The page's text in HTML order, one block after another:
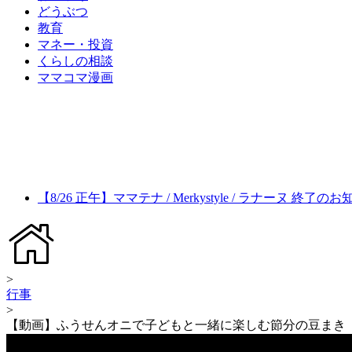
どうぶつ
教育
マネー・投資
くらしの相談
ママコマ漫画
【8/26 正午】ママテナ / Merkystyle / ラナーヌ 終了のお
>
行事
>
【動画】ふうせんオニで子どもと一緒に楽しむ節分の豆まき